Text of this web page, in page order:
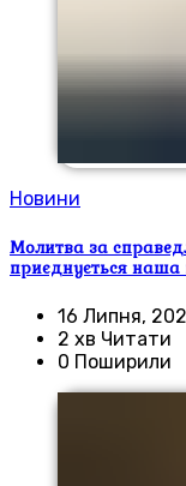
Новини
Молитва за
приєднується
16 Липня,
2 хв Читати
0 Поширили